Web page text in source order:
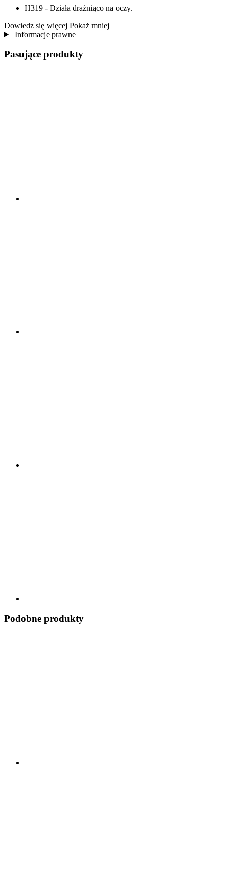
H319 - Działa drażniąco na oczy.
Dowiedz się więcej Pokaż mniej
Informacje prawne
Pasujące produkty
Podobne produkty